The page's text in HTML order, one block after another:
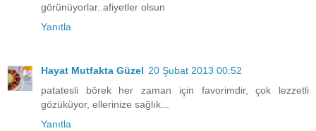
görünüyorlar..afiyetler olsun
Yanıtla
Hayat Mutfakta Güzel 20 Şubat 2013 00:52
patatesli börek her zaman için favorimdir, çok lezzetli
gözüküyor, ellerinize sağlık...
Yanıtla